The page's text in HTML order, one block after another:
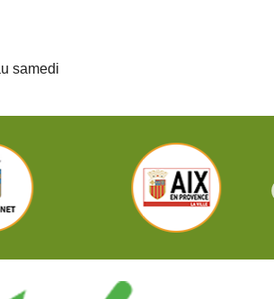
samedi